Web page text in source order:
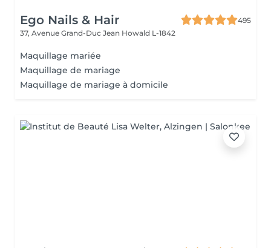
Ego Nails & Hair
495
37, Avenue Grand-Duc Jean Howald L-1842
Maquillage mariée
Maquillage de mariage
Maquillage de mariage à domicile